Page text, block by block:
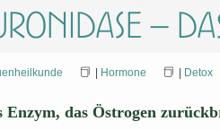
–
| Hormone | Detox
Enzym, das Östrogen